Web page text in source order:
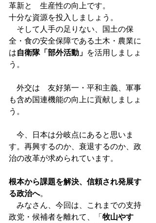
革新と　生産性の向上です。
十分な資源を投入しましょう。
そして人手の足りない、国土の保
全・食の安全保障である土木・農業に
は自衛隊「部外活動」 を活用しましょ
う。
外交は　友好第一・平和主義、軍事
も含め国連機能の向上に貢献しましょ
う。
今、日本は分岐点にあると思いま
す。再興するのか、衰退するのか、政
治の改革が求められています。
根本から課題を解決、信頼され発展す
る政治へ。
みなさん、今回は、これまでの支持
政党・候補者を離れて、「牧山やす